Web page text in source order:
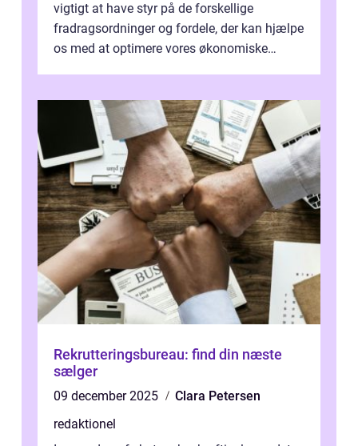
vigtigt at have styr på de forskellige
fradragsordninger og fordele, der kan hjælpe
os med at optimere vores økonomiske
Rekrutteringsbureau: find din næste
sælger
09 december 2025
Clara Petersen
redaktionel